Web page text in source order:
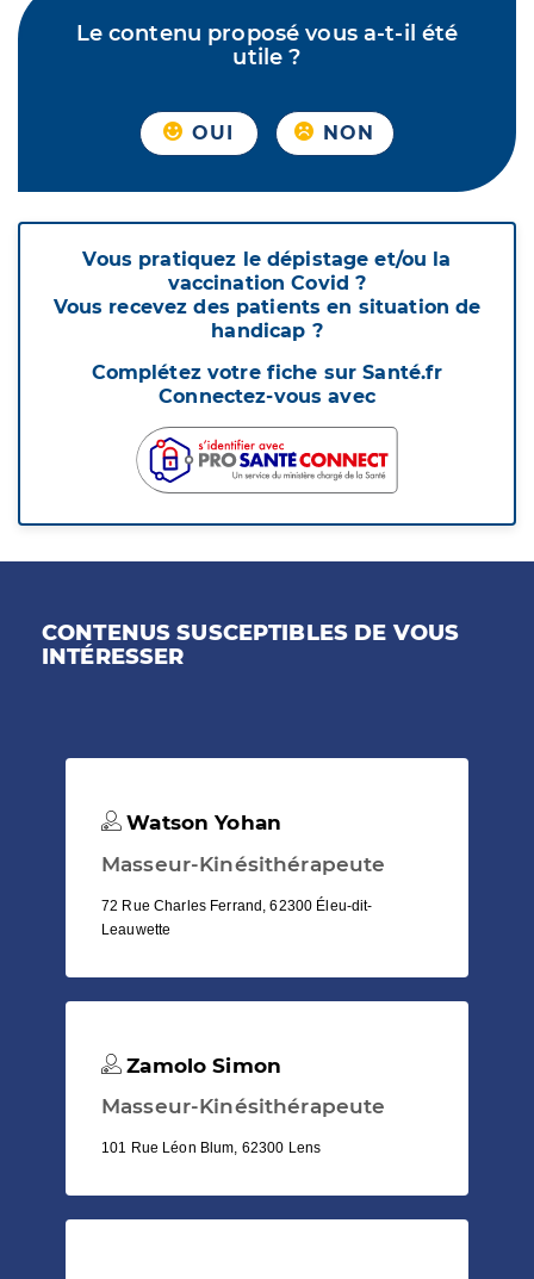
Le contenu proposé vous a-t-il été
utile ?
OUI NON
Vous pratiquez le dépistage et/ou la
vaccination Covid ?
Vous recevez des patients en situation de
handicap ?
Complétez votre fiche sur Santé.fr
Connectez-vous avec
CONTENUS SUSCEPTIBLES DE VOUS
INTÉRESSER
Watson Yohan
Masseur-Kinésithérapeute
72 Rue Charles Ferrand, 62300 Éleu-dit-
Leauwette
Zamolo Simon
Masseur-Kinésithérapeute
101 Rue Léon Blum, 62300 Lens